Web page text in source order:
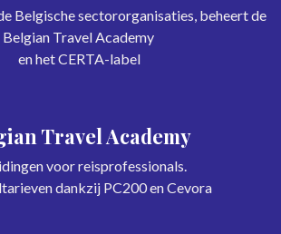
Belgische sectororganisaties, beheert de
Belgian Travel Academy
en het CERTA-label
Travel Academy
voor reisprofessionals.
dankzij PC200 en Cevora